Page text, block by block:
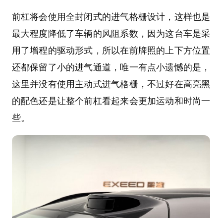
前杠将会使用全封闭式的进气格栅设计，这样也是
最大程度降低了车辆的风阻系数，因为这台车是采
用了增程的驱动形式，所以在前牌照的上下方位置
还都保留了小的进气通道，唯一有点小遗憾的是，
这里并没有使用主动式进气格栅，不过好在高亮黑
的配色还是让整个前杠看起来会更加运动和时尚一
些。